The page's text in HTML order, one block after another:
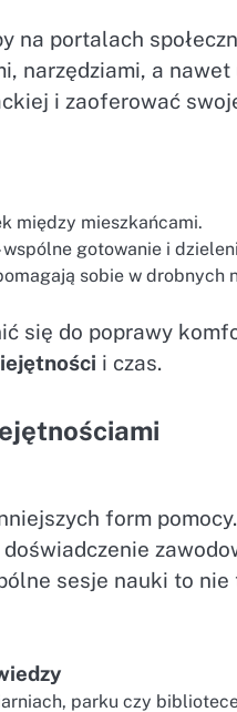
na portalach
narzędziami, a nawet
i zaoferować
między mieszkańcami.
gotowanie i
sobie w drobnych
się do poprawy
i czas.
form
sesje nauki to
parku czy